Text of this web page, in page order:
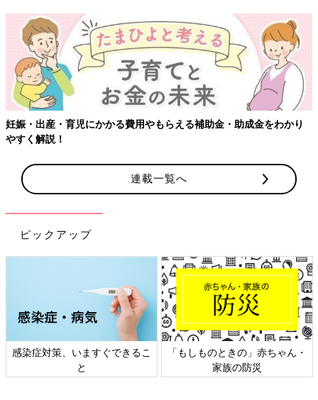
akiさんのおすすめは「アイストレー」のくぼみに「デコレーシ
ョンボール（フェルトでできたボール）」をひとつひとつ入れて
いく、あけ移し遊びです。指先や手首のコントロール、集中力が
身に付きますよ♪ スプーンやトング、お箸など、発達に応じて使
う道具をステップアップさせていくのもいいですね！
ハサミが使えるようになったらコレ！ダイソー切り
妊娠・出産・育児にかかる費用やもらえる補助金・助成金をわかり
やすく解説！
連載一覧へ
ピックアップ
感染症対策、いますぐできるこ
と
「もしものときの」赤ちゃん・
家族の防災